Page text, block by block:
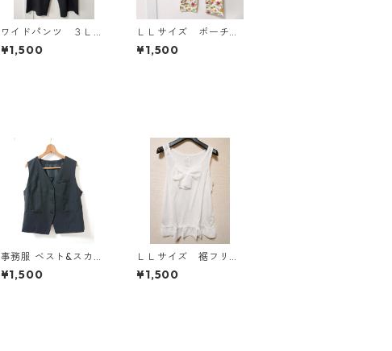
ワイドパンツ ３Ｌ
ブラック KAE-4697
¥1,500
ＬＬサイズ ポーチ付
き 綿１００％ 花
柄 トラベルパジャ
¥1,500
事務服 ベスト&スカー
トセット 3L ブラック
◆KIY-1299◆
¥1,500
ＬＬサイズ 裾フリ
ル リボン付きタンク
トップ オフホワイ
¥1,500